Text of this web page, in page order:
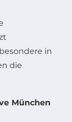
in
die
München